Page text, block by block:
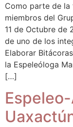
Como parte de
miembros del
11 de Octubre de
de uno de los
Elaborar
la Espeleóloga
[…]